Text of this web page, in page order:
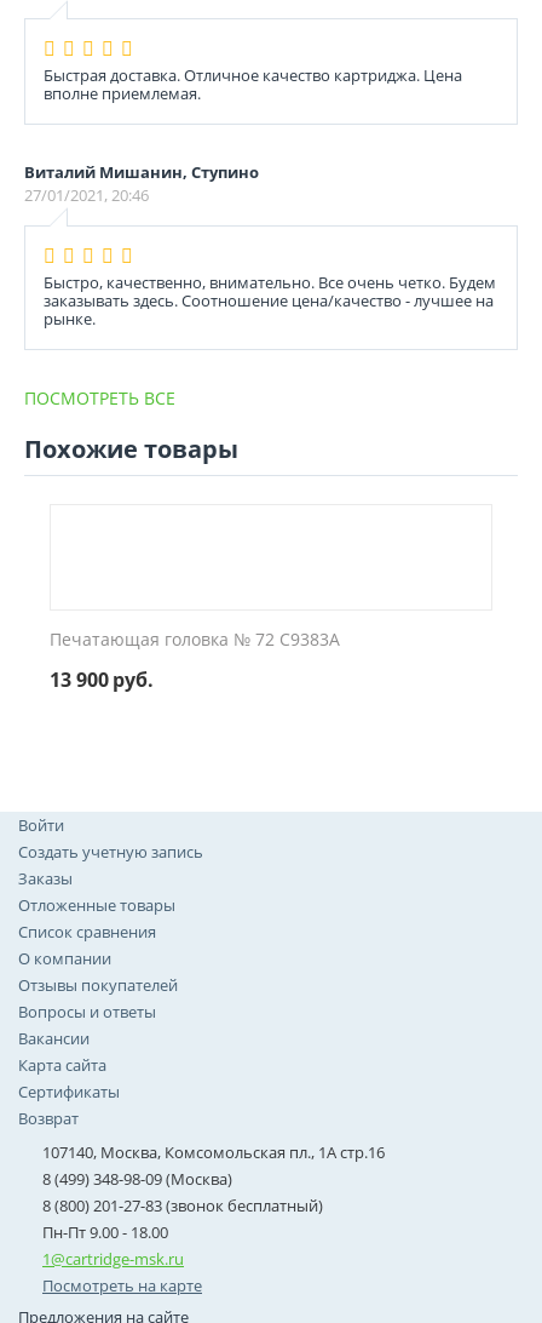
Быстрая доставка. Отличное качество картриджа. Цена
вполне приемлемая.
Виталий Мишанин, Ступино
27/01/2021, 20:46
Быстро, качественно, внимательно. Все очень четко. Будем
заказывать здесь. Соотношение цена/качество - лучшее на
рынке.
ПОСМОТРЕТЬ ВСЕ
Похожие товары
Печатающая головка № 72 C9383A
13 900руб.
Войти
Создать учетную запись
Заказы
Отложенные товары
Список сравнения
О компании
Отзывы покупателей
Вопросы и ответы
Вакансии
Карта сайта
Сертификаты
Возврат
107140, Москва, Комсомольская пл., 1А стр.16
8 (499) 348-98-09 (Москва)
8 (800) 201-27-83 (звонок бесплатный)
Пн-Пт 9.00 - 18.00
1@cartridge-msk.ru
Посмотреть на карте
Предложения на сайте